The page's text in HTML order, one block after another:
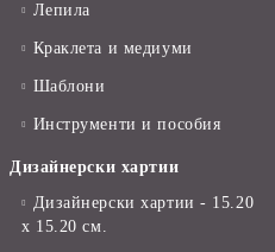
Лепила
Краклета и медиуми
Шаблони
Инструменти и пособия
Дизайнерски хартии
Дизайнерски хартии - 15.20
х 15.20 см.